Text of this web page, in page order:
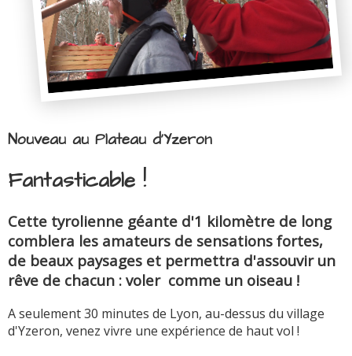
Nouveau au Plateau d'Yzeron
Fantasticable !
Cette tyrolienne géante d'1 kilomètre de long
comblera les amateurs de sensations fortes,
de beaux paysages et permettra d'assouvir un
rêve de chacun : voler comme un oiseau !
A seulement 30 minutes de Lyon, au-dessus du village
d'Yzeron, venez vivre une expérience de haut vol !